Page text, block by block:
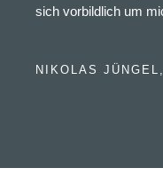
sich vorbildlich um
NIKOLAS